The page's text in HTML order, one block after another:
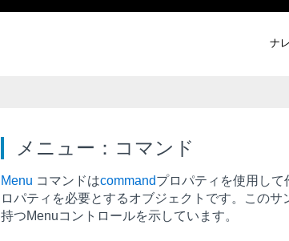
ナ
メニュー：コマンド
Menu コマンドはcommandプロパティを使用し
ロパティを必要とするオブジェクトです。このサ
持つMenuコントロールを示しています。